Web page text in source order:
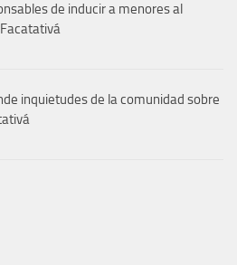
de inducir a menores al
inquietudes de la comunidad sobre